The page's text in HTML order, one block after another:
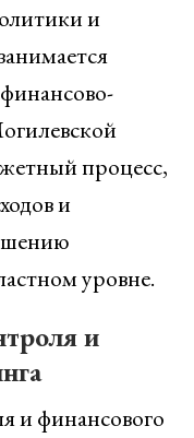
и
процесс,
и
уровне.
и
и финансового